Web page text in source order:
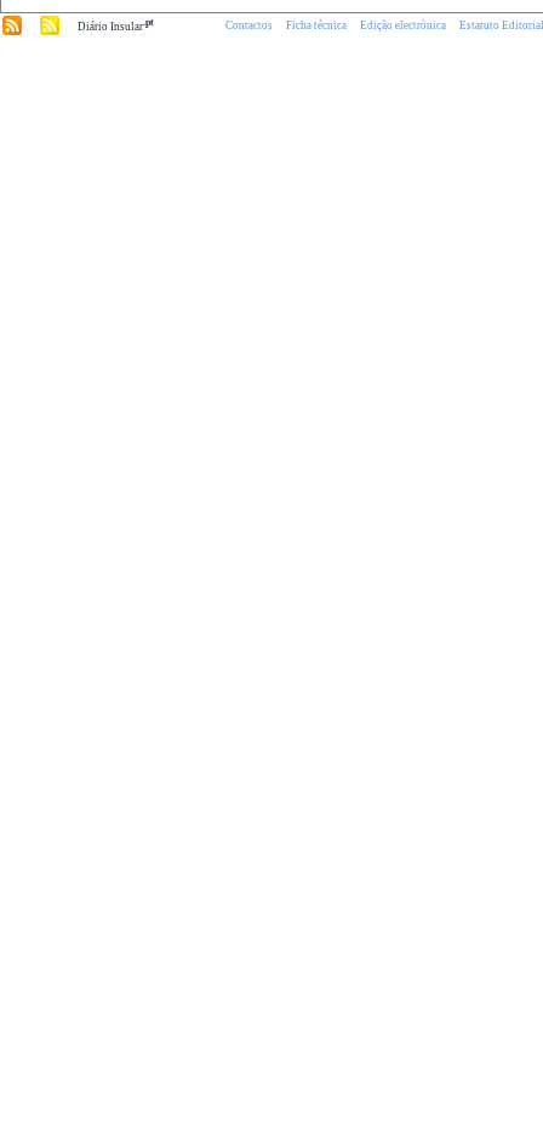
Diário Insular.pt Contactos Ficha técnica Edição electrónica Estatuto Editorial